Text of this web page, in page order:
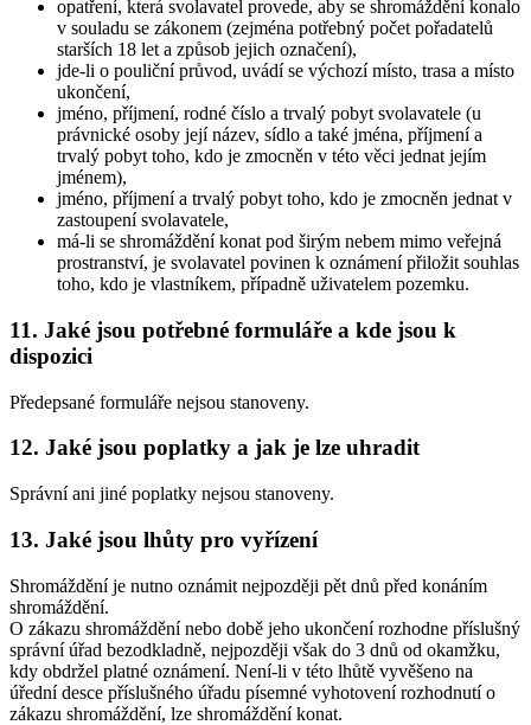
opatření, která svolavatel provede, aby se shromáždění konalo
v souladu se zákonem (zejména potřebný počet pořadatelů
starších 18 let a způsob jejich označení),
jde-li o pouliční průvod, uvádí se výchozí místo, trasa a místo
ukončení,
jméno, příjmení, rodné číslo a trvalý pobyt svolavatele (u
právnické osoby její název, sídlo a také jména, příjmení a
trvalý pobyt toho, kdo je zmocněn v této věci jednat jejím
jménem),
jméno, příjmení a trvalý pobyt toho, kdo je zmocněn jednat v
zastoupení svolavatele,
má-li se shromáždění konat pod širým nebem mimo veřejná
prostranství, je svolavatel povinen k oznámení přiložit souhlas
toho, kdo je vlastníkem, případně uživatelem pozemku.
11. Jaké jsou potřebné formuláře a kde jsou k
dispozici
Předepsané formuláře nejsou stanoveny.
12. Jaké jsou poplatky a jak je lze uhradit
Správní ani jiné poplatky nejsou stanoveny.
13. Jaké jsou lhůty pro vyřízení
Shromáždění je nutno oznámit nejpozději pět dnů před konáním
shromáždění.
O zákazu shromáždění nebo době jeho ukončení rozhodne příslušný
správní úřad bezodkladně, nejpozději však do 3 dnů od okamžku,
kdy obdržel platné oznámení. Není-li v této lhůtě vyvěšeno na
úřední desce příslušného úřadu písemné vyhotovení rozhodnutí o
zákazu shromáždění, lze shromáždění konat.